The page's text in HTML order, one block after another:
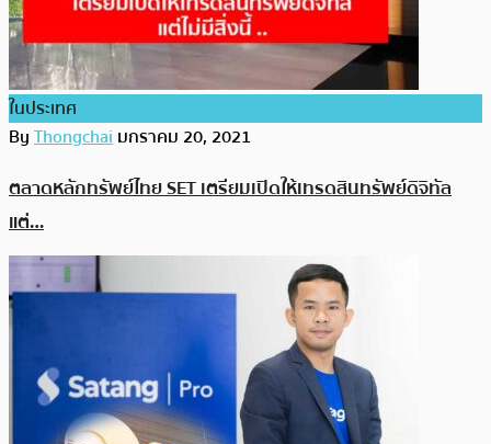
ในประเทศ
ByThongchaiมกราคม 20, 2021
ตลาดหลักทรัพย์ไทย SET เตรียมเปิดให้เทรดสินทรัพย์ดิจิทัล
แต่…